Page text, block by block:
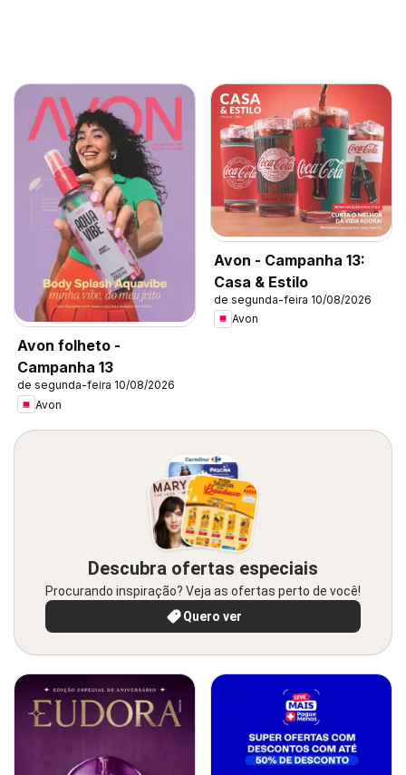
Avon folheto -
Campanha 13
de segunda-feira 10/08/2026
Avon
Avon - Campanha 13:
Casa & Estilo
de segunda-feira 10/08/2026
Avon
Descubra ofertas especiais
Procurando inspiração? Veja as ofertas perto de você!
Quero ver